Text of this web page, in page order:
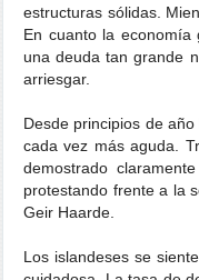
estructuras sólidas.
En cuanto la economía
una deuda tan grande
arriesgar.
Desde principios de
cada vez más aguda.
demostrado
protestando frente a la
Geir Haarde.
Los islandeses se